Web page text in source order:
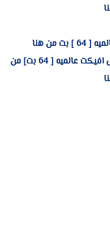
تحميل ملف منع ارتداد واكس افيكت عالميه [ 64 بت] من